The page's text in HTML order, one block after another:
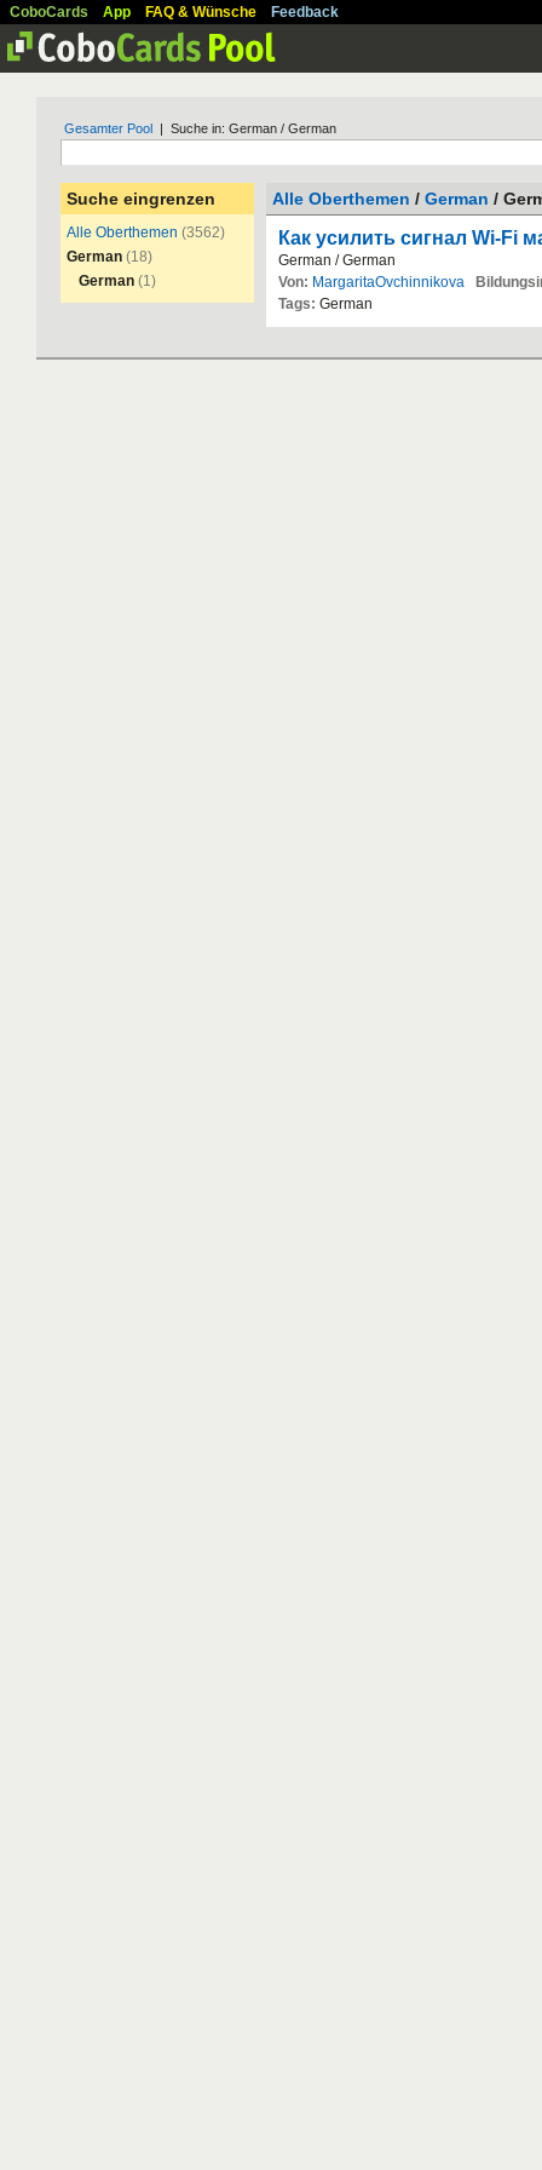
CoboCards App FAQ & Wünsche Feedback
Gesamter Pool | Suche in: German / German
Suche eingrenzen
Alle Oberthemen (3562)
German (18)
German (1)
Alle Oberthemen / German /
Как усилить сигнал Wi-Fi
German /German
Von: MargaritaOvchinnikova
Tags: German